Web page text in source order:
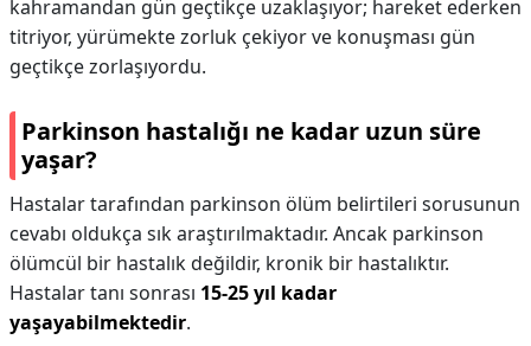
kahramandan gün geçtikçe uzaklaşıyor; hareket ederken
titriyor, yürümekte zorluk çekiyor ve konuşması gün
geçtikçe zorlaşıyordu.
Parkinson hastalığı ne kadar uzun süre
yaşar?
Hastalar tarafından parkinson ölüm belirtileri sorusunun
cevabı oldukça sık araştırılmaktadır. Ancak parkinson
ölümcül bir hastalık değildir, kronik bir hastalıktır.
Hastalar tanı sonrası 15-25 yıl kadar
yaşayabilmektedir.